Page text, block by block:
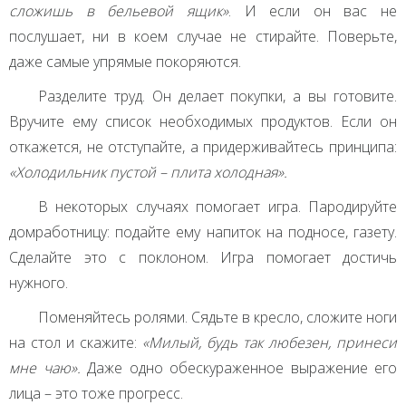
сложишь в бельевой ящик». И если он вас не
послушает, ни в коем случае не стирайте. Поверьте,
даже самые упрямые покоряются.
Разделите труд. Он делает покупки, а вы готовите.
Вручите ему список необходимых продуктов. Если он
откажется, не отступайте, а придерживайтесь принципа:
«Холодильник пустой – плита холодная».
В некоторых случаях помогает игра. Пародируйте
домработницу: подайте ему напиток на подносе, газету.
Сделайте это с поклоном. Игра помогает достичь
нужного.
Поменяйтесь ролями. Сядьте в кресло, сложите ноги
на стол и скажите: «Милый, будь так любезен, принеси
мне чаю». Даже одно обескураженное выражение его
лица – это тоже прогресс.